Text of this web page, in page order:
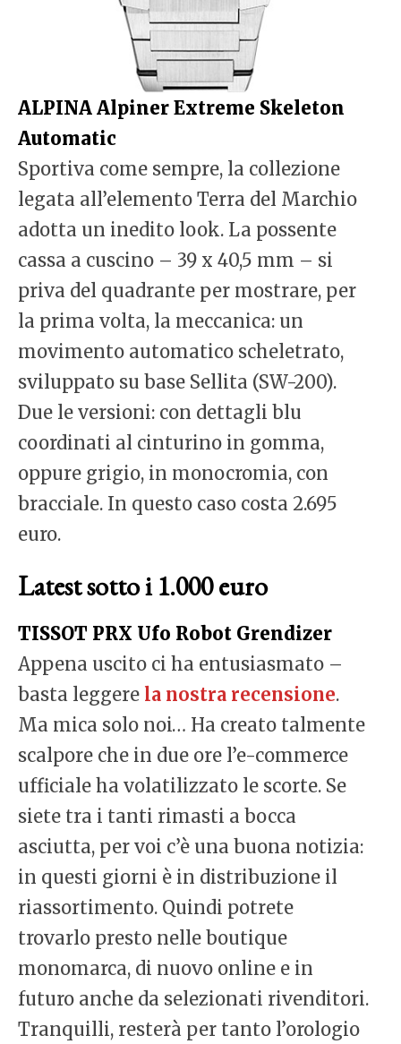
ALPINA Alpiner Extreme Skeleton
Automatic
Sportiva come sempre, la collezione
legata all’elemento Terra del Marchio
adotta un inedito look. La possente
cassa a cuscino – 39 x 40,5 mm – si
priva del quadrante per mostrare, per
la prima volta, la meccanica: un
movimento automatico scheletrato,
sviluppato su base Sellita (SW-200).
Due le versioni: con dettagli blu
coordinati al cinturino in gomma,
oppure grigio, in monocromia, con
bracciale. In questo caso costa 2.695
euro.
Latest sotto i 1.000 euro
TISSOT PRX Ufo Robot Grendizer
Appena uscito ci ha entusiasmato –
basta leggere la nostra recensione.
Ma mica solo noi… Ha creato talmente
scalpore che in due ore l’e-commerce
ufficiale ha volatilizzato le scorte. Se
siete tra i tanti rimasti a bocca
asciutta, per voi c’è una buona notizia:
in questi giorni è in distribuzione il
riassortimento. Quindi potrete
trovarlo presto nelle boutique
monomarca, di nuovo online e in
futuro anche da selezionati rivenditori.
Tranquilli, resterà per tanto l’orologio